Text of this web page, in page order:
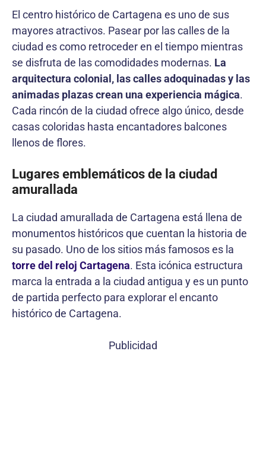
El centro histórico de Cartagena es uno de sus
mayores atractivos. Pasear por las calles de la
ciudad es como retroceder en el tiempo mientras
se disfruta de las comodidades modernas. La
arquitectura colonial, las calles adoquinadas y las
animadas plazas crean una experiencia mágica.
Cada rincón de la ciudad ofrece algo único, desde
casas coloridas hasta encantadores balcones
llenos de flores.
Lugares emblemáticos de la ciudad
amurallada
La ciudad amurallada de Cartagena está llena de
monumentos históricos que cuentan la historia de
su pasado. Uno de los sitios más famosos es la
torre del reloj Cartagena. Esta icónica estructura
marca la entrada a la ciudad antigua y es un punto
de partida perfecto para explorar el encanto
histórico de Cartagena.
Publicidad